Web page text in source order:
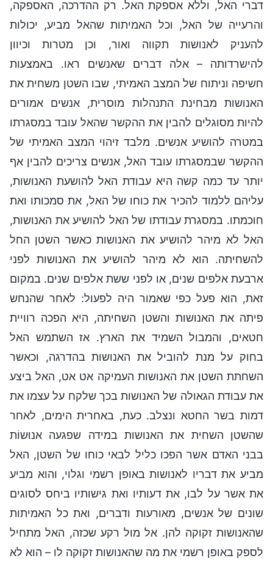
דברי האל, וללא אספקת האל. רק ההדרכה, האספקה,
והרעייה של האל, וכל האמיתות שהאל מביע, יכולות
להעניק לאנושות תקווה ואור, וכן מטרות וכיוון
להישרדותה – אלה דברים שאנשים ראו. באמצעות
חשיפה וניתוח של המצב האמיתי, שבו השטן משחית את
האנושות מבחינת התנהלות מוסרית, אנשים אמורים
להיות מסוגלים להבין את ההקשר שהאל עובד במסגרתו
במטרה להושיע אנשים. מלבד זיהוי המצב האמיתי של
ההקשר שבמסגרתו עובד האל, אנשים צריכים להבין אף
יותר עד כמה קשה היא עבודת האל להושעת האנושות,
עליהם ללמוד להכיר את כוחו של האל, את סמכותו ואת
חוכמתו. במסגרת עבודתו של האל להושיע את האנושות,
האל לא מיהר להושיע את האנושות כאשר השטן החל
להשחיתה. הוא לא מיהר להושיע את האנושות לפני
ארבעת אלפים שנים, או לפני ששת אלפים שנים. במקום
זאת, הוא פעל כפי שאמור היה לפעול: לאחר שהנחש
פיתה את האנושות והשטן השחיתה, היא הפכה רוויית
חטאים, והמבול השמיד את הארץ. אז השתמש האל
בחוק על מנת להוביל את האנושות בהדרגה, וכאשר
השחתת השטן את האנושות העמיקה אט אט, האל ביצע
את עבודת הגאולה של האנושות בכך שלקח על עצמו את
דמות בשר החטא ונצלב. כעת, באחרית הימים, לאחר
שהשטן השחית את האנושות במידה שפגעה אנוּשוֹת
בבני האדם אשר הפכו כליל לבאי כוחו של השטן, האל
מביע את דבריו לאנושות באופן רשמי וגלוי, והוא מביע
את אשר על לבו, את דעותיו ואת גישותיו ביחס לסוגים
שונים של אנשים, מאורעות ודברים, ואת כל האמיתות
שהאנושות זקוקה להן. אל מול רקע שכזה, האל מתחיל
לספק באופן רשמי את מה שהאנושות זקוקה לו – הוא לא